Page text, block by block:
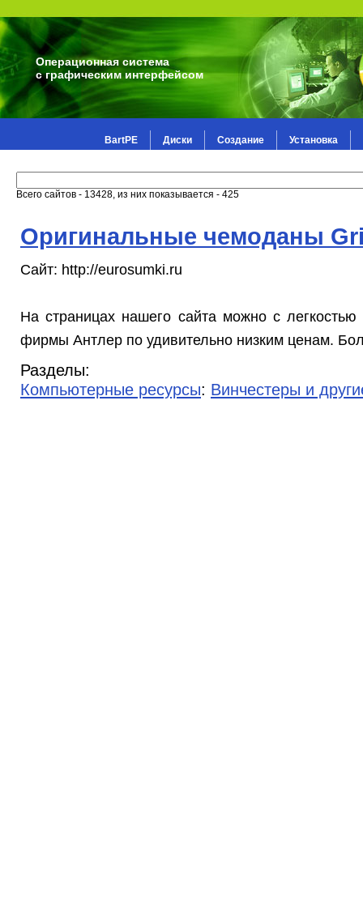
Операционная система
с графическим интерфейсом
BartPE Диски Создание Установка
Всего сайтов - 13428, из них показывается - 425
Оригинальные чемоданы
Сайт: http://eurosumki.ru
На страницах нашего сайта можно с легкостью
фирмы Антлер по удивительно низким ценам.
Разделы:
Компьютерные ресурсы: Винчестеры и